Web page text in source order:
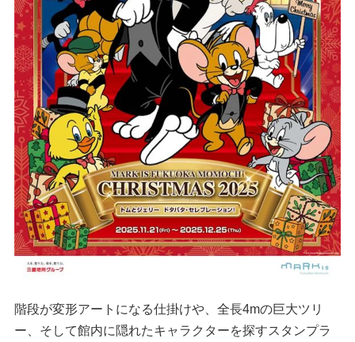
階段が変形アートになる仕掛けや、全長4mの巨大ツリ
ー、そして館内に隠れたキャラクターを探すスタンプラ